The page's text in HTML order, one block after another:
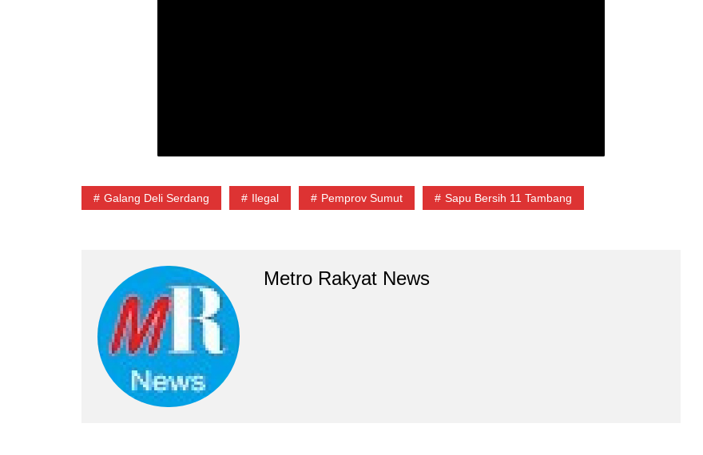
Galang Deli Serdang Ilegal Pemprov Sumut Sapu Bersih 11 Tambang
Metro Rakyat News